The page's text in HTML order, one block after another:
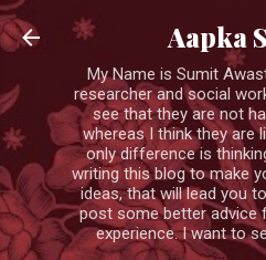
सीधे मुख्य
Aapka
My Name is Sumit
researcher and social
see that they are not
whereas I think they are
only difference is
writing this blog to make
ideas, that will lead you
post some better advice
experience. I want to